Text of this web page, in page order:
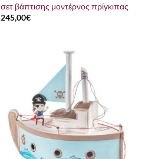
σετ βάπτισης μοντέρνος πρίγκιπας
245,00€